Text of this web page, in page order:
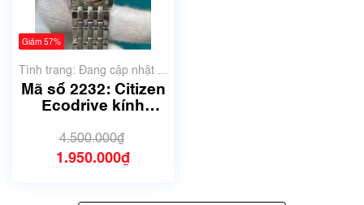
Giảm 57%
Tình trạng: Đang cập nhật ...
Mã số 2232: Citizen
Ecodrive kính
4.500.000₫
1.950.000₫